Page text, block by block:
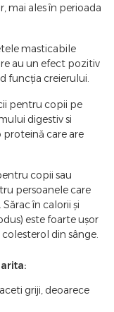
mai ales în perioada
masticabile
au un efect pozitiv
funcția creierului.
pentru copii pe
digestiv si
care are
copii sau
persoanele care
în calorii și
este foarte ușor
din sânge.
griji, deoarece